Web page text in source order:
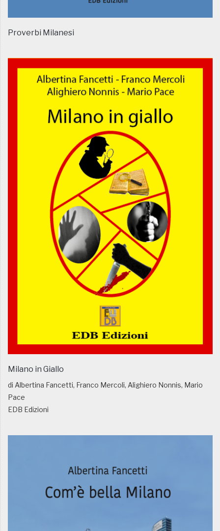
Proverbi Milanesi
Milano in Giallo
di Albertina Fancetti, Franco Mercoli, Alighiero Nonnis, Mario
Pace
EDB Edizioni